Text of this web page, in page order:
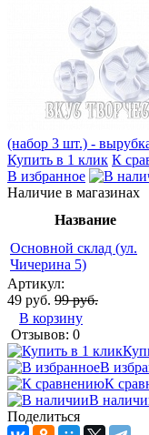
(набор 3 шт.) -
Купить в 1 клик К
В избранное
Наличие в магазинах
Название
Основной склад (ул.
Чичерина 5)
Артикул:
49 руб. 99 руб.
В корзину
Отзывов: 0
В
К
В
Поделиться